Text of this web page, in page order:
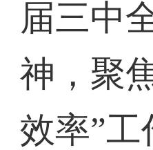
届三中
神，聚
效率”工